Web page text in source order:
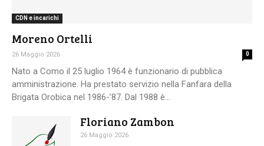
CDN e incarichi
Moreno Ortelli
26 Maggio 2026 0
Nato a Como il 25 luglio 1964 è funzionario di pubblica
amministrazione. Ha prestato servizio nella Fanfara della
Brigata Orobica nel 1986-’87. Dal 1988 è...
Floriano Zambon
26 Maggio 2026